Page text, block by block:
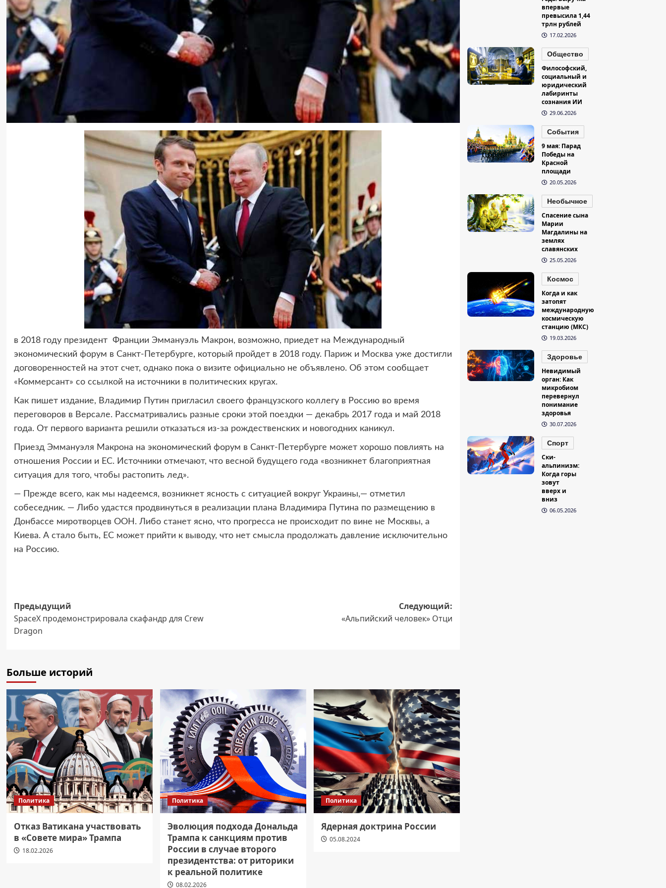
в 2018 году президент Франции Эммануэль Макрон, возможно, приедет на Международный
экономический форум в Санкт-Петербурге, который пройдет в 2018 году. Париж и Москва уже достигли
договоренностей на этот счет, однако пока о визите официально не объявлено. Об этом сообщает
«Коммерсант» со ссылкой на источники в политических кругах.
Как пишет издание, Владимир Путин пригласил своего французского коллегу в Россию во время
переговоров в Версале. Рассматривались разные сроки этой поездки — декабрь 2017 года и май 2018
года. От первого варианта решили отказаться из-за рождественских и новогодних каникул.
Приезд Эммануэля Макрона на экономический форум в Санкт-Петербурге может хорошо повлиять на
отношения России и ЕС. Источники отмечают, что весной будущего года «возникнет благоприятная
ситуация для того, чтобы растопить лед».
— Прежде всего, как мы надеемся, возникнет ясность с ситуацией вокруг Украины,— отметил
собеседник. — Либо удастся продвинуться в реализации плана Владимира Путина по размещению в
Донбассе миротворцев ООН. Либо станет ясно, что прогресса не происходит по вине не Москвы, а
Киева. А стало быть, ЕС может прийти к выводу, что нет смысла продолжать давление исключительно
на Россию.
Навигация
записи
Предыдущий
SpaceX продемонстрировала скафандр для Crew
Dragon
Следующий:
«Альпийский человек» Отци
Больше историй
Политика
Отказ Ватикана участвовать
в «Совете мира» Трампа
18.02.2026
Политика
Эволюция подхода Дональда
Трампа к санкциям против
России в случае второго
президентства: от риторики
к реальной политике
08.02.2026
Политика
Ядерная доктрина России
05.08.2024
впервые
превысила 1,44
трлн рублей
17.02.2026
Общество
Философский,
социальный и
юридический
лабиринты
сознания ИИ
29.06.2026
События
9 мая: Парад
Победы на
Красной
площади
20.05.2026
Необычное
Спасение сына
Марии
Магдалины на
землях
славянских
25.05.2026
Космос
Когда и как
затопят
международную
космическую
станцию (МКС)
19.03.2026
Здоровье
Невидимый
орган: Как
микробиом
перевернул
понимание
здоровья
30.07.2026
Спорт
Ски-
альпинизм:
Когда горы
зовут
вверх и
вниз
06.05.2026